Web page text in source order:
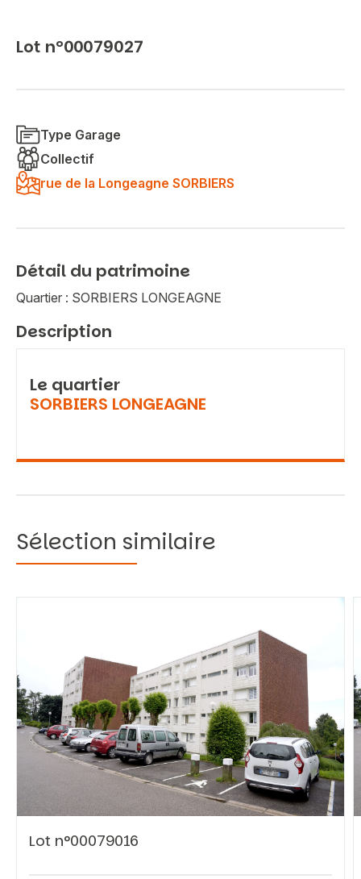
Lot n°00079027
Type Garage
Collectif
rue de la Longeagne SORBIERS
Détail du patrimoine
Quartier : SORBIERS LONGEAGNE
Description
Le quartier
SORBIERS LONGEAGNE
Sélection similaire
Lot n°00079016